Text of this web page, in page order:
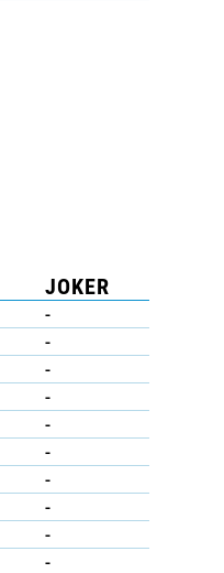
JOKER
-
-
-
-
-
-
-
-
-
-